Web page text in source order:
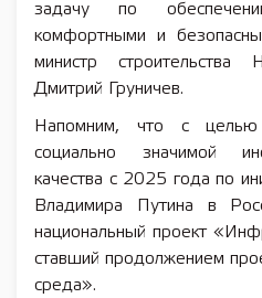
задачу по
комфортными и
министр строительства
Дмитрий Груничев.
Напомним, что с целью
социально значимой
качества с 2025 года по
Владимира Путина в
национальный проект
ставший продолжением
среда».